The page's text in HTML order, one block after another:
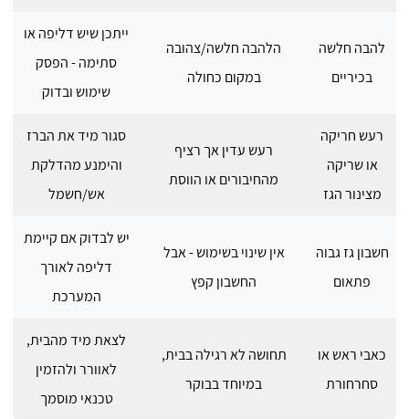
להבה חלשה
בכיריים
הלהבה חלשה/צהובה
במקום כחולה
ייתכן שיש דליפה או
סתימה - הפסק
שימוש ובדוק
רעש חריקה
או שריקה
מצינור הגז
רעש עדין אך רציף
מהחיבורים או הווסת
סגור מיד את הברז
והימנע מהדלקת
אש/חשמל
חשבון גז גבוה
פתאום
אין שינוי בשימוש - אבל
החשבון קפץ
יש לבדוק אם קיימת
דליפה לאורך
המערכת
כאבי ראש או
סחרחורת
תחושה לא רגילה בבית,
במיוחד בבוקר
לצאת מיד מהבית,
לאוורר ולהזמין
טכנאי מוסמך